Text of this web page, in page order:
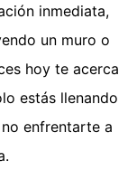
inmediata,
un muro o
hoy te acerca
estás llenando
enfrentarte a